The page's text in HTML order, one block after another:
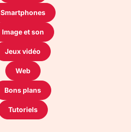
Smartphones
Image et son
Jeux vidéo
Web
Bons plans
Tutoriels